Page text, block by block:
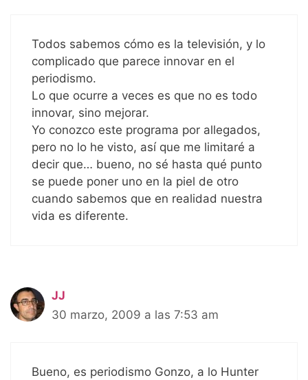
Todos sabemos cómo es la televisión, y lo
complicado que parece innovar en el
periodismo.
Lo que ocurre a veces es que no es todo
innovar, sino mejorar.
Yo conozco este programa por allegados,
pero no lo he visto, así que me limitaré a
decir que… bueno, no sé hasta qué punto
se puede poner uno en la piel de otro
cuando sabemos que en realidad nuestra
vida es diferente.
JJ
30 marzo, 2009 a las 7:53 am
Bueno, es periodismo Gonzo, a lo Hunter